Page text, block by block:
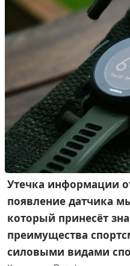
Утечка информации
появление датчика
который принесёт
преимущества
силовыми видами